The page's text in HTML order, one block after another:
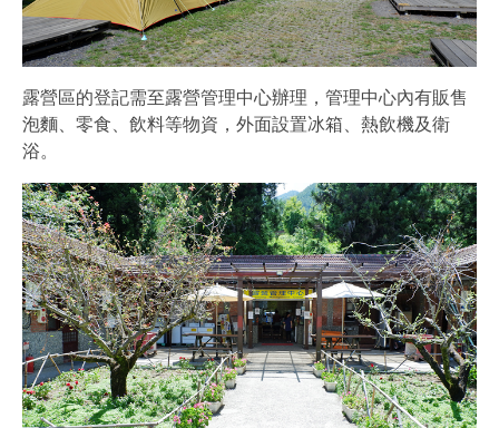
露營區的登記需至露營管理中心辦理，管理中心內有販售
泡麵、零食、飲料等物資，外面設置冰箱、熱飲機及衛
浴。